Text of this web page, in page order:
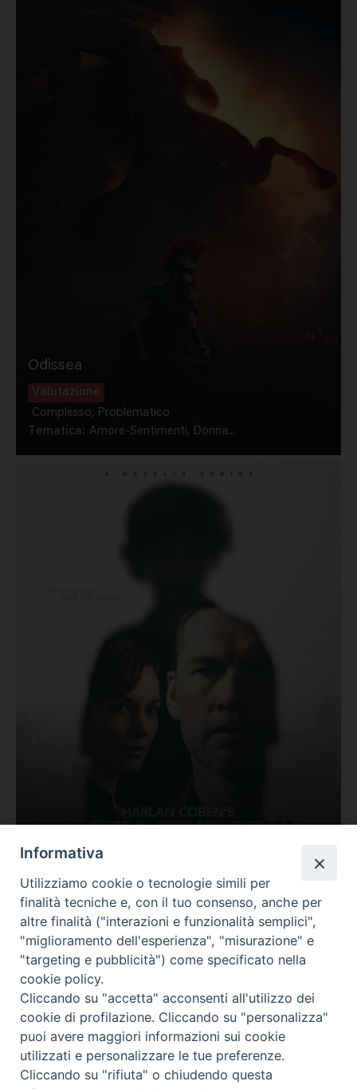
Odissea
Valutazione
Complesso, Problematico
Tematica: Amore-Sentimenti, Donna...
Valutazione
Complesso, Problematico
Tematica: Amore-Sentimenti, Carcere...
Contatti & Info
Informativa
Utilizziamo cookie o tecnologie simili per
finalità tecniche e, con il tuo consenso, anche per
altre finalità ("interazioni e funzionalità semplici",
"miglioramento dell'esperienza", "misurazione" e
"targeting e pubblicità") come specificato nella
cookie policy.
Cliccando su "accetta" acconsenti all'utilizzo dei
cookie di profilazione. Cliccando su "personalizza"
puoi avere maggiori informazioni sui cookie
utilizzati e personalizzare le tue preferenze.
Cliccando su "rifiuta" o chiudendo questa